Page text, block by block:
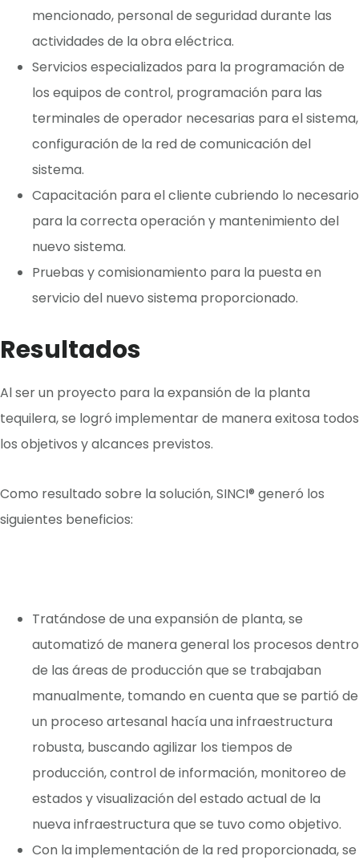
mencionado, personal de seguridad durante las
actividades de la obra eléctrica.
Servicios especializados para la programación de
los equipos de control, programación para las
terminales de operador necesarias para el sistema,
configuración de la red de comunicación del
sistema.
Capacitación para el cliente cubriendo lo necesario
para la correcta operación y mantenimiento del
nuevo sistema.
Pruebas y comisionamiento para la puesta en
servicio del nuevo sistema proporcionado.
Resultados
Al ser un proyecto para la expansión de la planta
tequilera, se logró implementar de manera exitosa todos
los objetivos y alcances previstos.
Como resultado sobre la solución, SINCI® generó los
siguientes beneficios:
Tratándose de una expansión de planta, se
automatizó de manera general los procesos dentro
de las áreas de producción que se trabajaban
manualmente, tomando en cuenta que se partió de
un proceso artesanal hacía una infraestructura
robusta, buscando agilizar los tiempos de
producción, control de información, monitoreo de
estados y visualización del estado actual de la
nueva infraestructura que se tuvo como objetivo.
Con la implementación de la red proporcionada, se